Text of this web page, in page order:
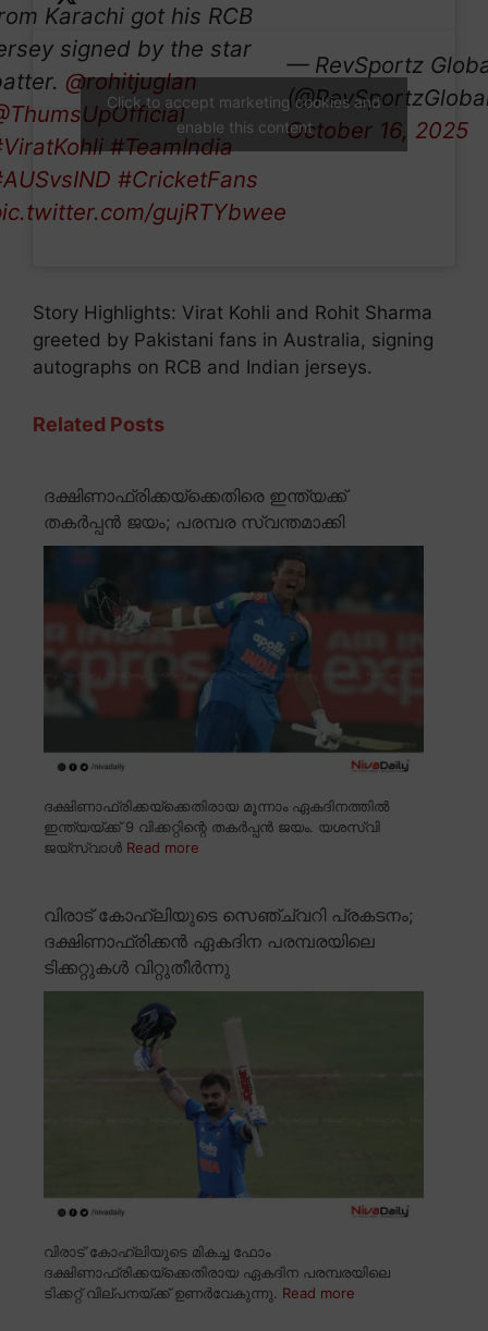
Karachi got his RCB
signed by the star
@rohitjuglan
#TeamIndia
#CricketFans
gujRTYbwee
— RevSportz
October 16, 2025
Click to accept marketing cookies and
enable this content
Story Highlights: Virat Kohli and Rohit Sharma
greeted by Pakistani fans in Australia, signing
autographs on RCB and Indian jerseys.
Related Posts
ദക്ഷിണാഫ്രിക്കയ്ക്കെതിരെ ഇന്ത്യക്ക്
തകർപ്പൻ ജയം; പരമ്പര സ്വന്തമാക്കി
ദക്ഷിണാഫ്രിക്കയ്ക്കെതിരായ മൂന്നാം ഏകദിനത്തിൽ
ഇന്ത്യയ്ക്ക് 9 വിക്കറ്റിന്റെ തകർപ്പൻ ജയം. യശസ്വി
ജയ്സ്വാൾ Read more
വിരാട് കോഹ്ലിയുടെ സെഞ്ച്വറി പ്രകടനം;
ദക്ഷിണാഫ്രിക്കൻ ഏകദിന പരമ്പരയിലെ
ടിക്കറ്റുകൾ വിറ്റുതീർന്നു
വിരാട് കോഹ്ലിയുടെ മികച്ച ഫോം
ദക്ഷിണാഫ്രിക്കയ്ക്കെതിരായ ഏകദിന പരമ്പരയിലെ
ടിക്കറ്റ് വില്പനയ്ക്ക് ഉണർവേകുന്നു. Read more